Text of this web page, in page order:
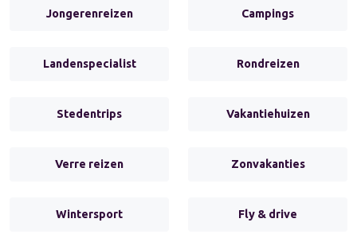
Jongerenreizen Campings
Landenspecialist Rondreizen
Stedentrips Vakantiehuizen
Verre reizen Zonvakanties
Wintersport Fly & drive